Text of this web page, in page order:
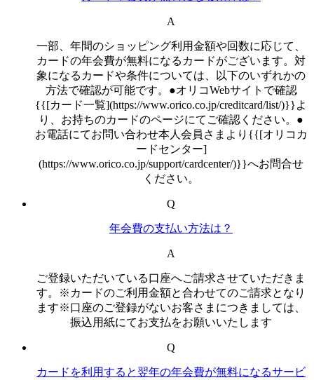
A
一部、年間のショッピング利用金額や回数に応じて、
カードの年会費が無料になるカードがございます。対
象になるカードや条件については、以下のいずれかの
方法で確認が可能です。●オリコWebサイトで確認
{{[カード一覧](https://www.orico.co.jp/creditcard/list/)}}よ
り、お持ちのカードのページにてご確認ください。●
お電話にてお問い合わせ本人会員さまより{{[オリコカ
ードセンター]
(https://www.orico.co.jp/support/cardcenter/)}}へお問合せ
ください。
Q
年会費の支払い方法は？
A
ご登録いただいている口座へご請求させていただきま
す。※カードのご利用金額と合わせてのご請求となり
ます※口座のご登録がないお客さまにつきましては、
振込用紙にてお支払をお願いいたします
Q
カードを利用すると翌年の年会費が無料になるサービ